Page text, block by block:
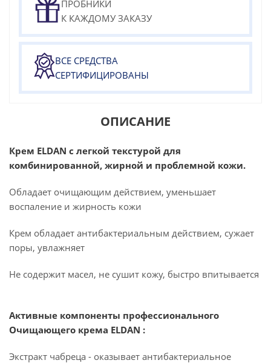
ПРОБНИКИ
К КАЖДОМУ ЗАКАЗУ
ВСЕ СРЕДСТВА
СЕРТИФИЦИРОВАНЫ
ОПИСАНИЕ
Крем ELDAN с легкой текстурой для
комбинированной, жирной и проблемной кожи.
Обладает очищающим действием, уменьшает
воспаление и жирность кожи
Крем обладает антибактериальным действием, сужает
поры, увлажняет
Не содержит масел, не сушит кожу, быстро впитывается
Активные компоненты профессионального
Очищающего крема ELDAN :
Экстракт чабреца - оказывает антибактериальное